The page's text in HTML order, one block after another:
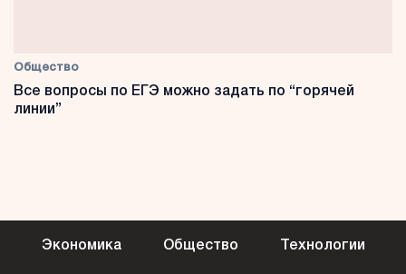
Общество
Все вопросы по ЕГЭ можно задать по “горячей
линии”
Экономика Общество Технологии